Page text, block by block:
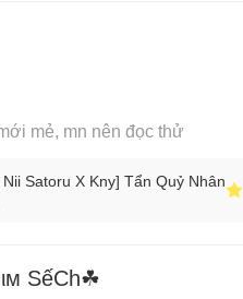
mẻ, mn nên đọc thử
Satoru X Kny] Tẩn Quỷ Nhân
SếCh☘